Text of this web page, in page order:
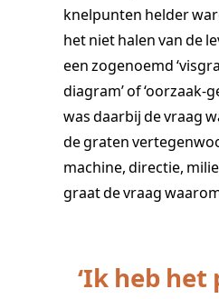
knelpunten helder
het niet halen van de
een zogenoemd
diagram’ of ‘oorzaak-
was daarbij de vraag
de graten
machine, directie,
graat de vraag
‘Ik heb